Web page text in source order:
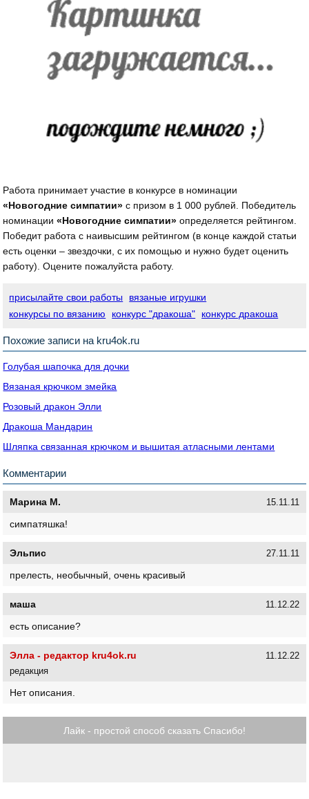
Работа принимает участие в конкурсе в номинации
«Новогодние симпатии»с призом в 1 000 рублей. Победитель
номинации«Новогодние симпатии» определяется рейтингом.
Победит работа с наивысшим рейтингом (в конце каждой статьи
есть оценки – звездочки, с их помощью и нужно будет оценить
работу). Оцените пожалуйста работу.
присылайте свои работы
вязаные игрушки
конкурсы по вязанию
конкурс "дракоша" конкурс дракоша
Похожие записи на kru4ok.ru
Голубая шапочка для дочки
Вязаная крючком змейка
Розовый дракон Элли
Дракоша Мандарин
Шляпка связанная крючком и вышитая атласными лентами
Комментарии
Марина М. 15.11.11
симпатяшка!
Эльпис 27.11.11
прелесть, необычный, очень красивый
маша 11.12.22
есть описание?
Элла - редактор kru4ok.ru
редакция
11.12.22
Нет описания.
Лайк - простой способ сказать Спасибо!